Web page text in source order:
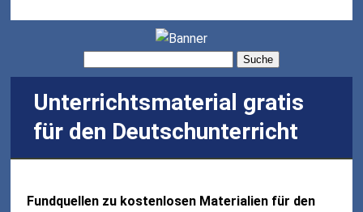
Suche
Unterrichtsmaterial gratis
für den Deutschunterricht
Fundquellen zu kostenlosen Materialien für den